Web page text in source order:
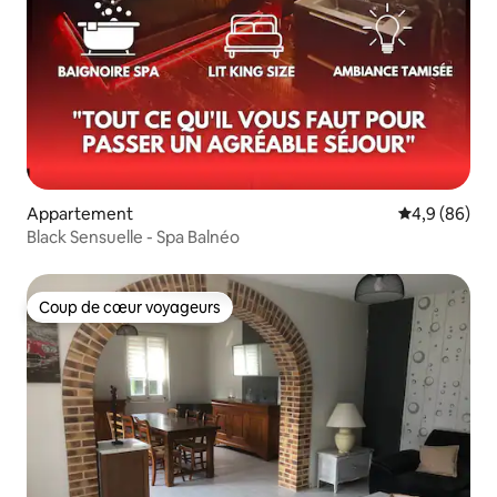
Appartement Évaluation
4,9 (86)
Black Sensuelle - Spa Balnéo
Coup de cœur voyageurs
Coup de cœur voyageurs